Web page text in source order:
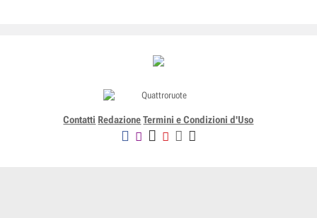
Contatti Redazione Termini e Condizioni d'Uso